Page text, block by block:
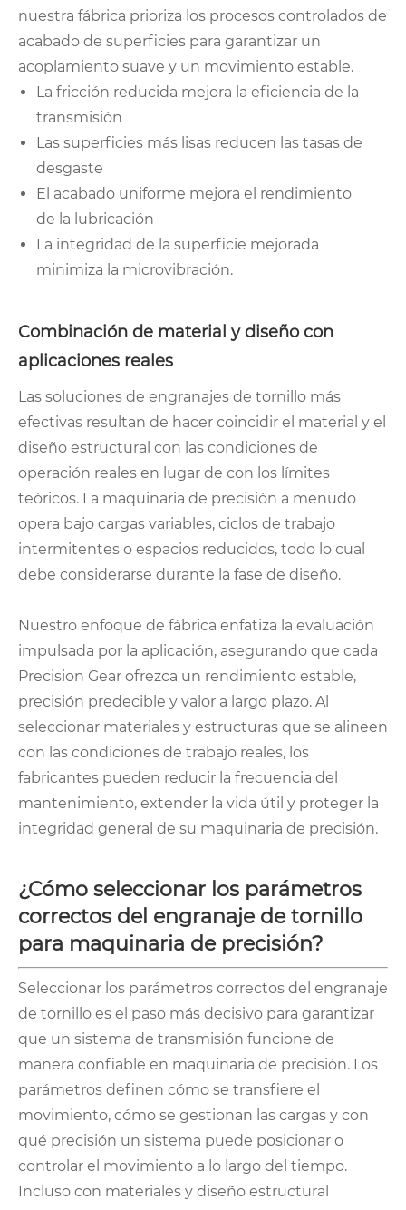
nuestra fábrica prioriza los procesos controlados de
acabado de superficies para garantizar un
acoplamiento suave y un movimiento estable.
La fricción reducida mejora la eficiencia de la
transmisión
Las superficies más lisas reducen las tasas de
desgaste
El acabado uniforme mejora el rendimiento
de la lubricación
La integridad de la superficie mejorada
minimiza la microvibración.
Combinación de material y diseño con
aplicaciones reales
Las soluciones de engranajes de tornillo más
efectivas resultan de hacer coincidir el material y el
diseño estructural con las condiciones de
operación reales en lugar de con los límites
teóricos. La maquinaria de precisión a menudo
opera bajo cargas variables, ciclos de trabajo
intermitentes o espacios reducidos, todo lo cual
debe considerarse durante la fase de diseño.
Nuestro enfoque de fábrica enfatiza la evaluación
impulsada por la aplicación, asegurando que cada
Precision Gear ofrezca un rendimiento estable,
precisión predecible y valor a largo plazo. Al
seleccionar materiales y estructuras que se alineen
con las condiciones de trabajo reales, los
fabricantes pueden reducir la frecuencia del
mantenimiento, extender la vida útil y proteger la
integridad general de su maquinaria de precisión.
¿Cómo seleccionar los parámetros
correctos del engranaje de tornillo
para maquinaria de precisión?
Seleccionar los parámetros correctos del engranaje
de tornillo es el paso más decisivo para garantizar
que un sistema de transmisión funcione de
manera confiable en maquinaria de precisión. Los
parámetros definen cómo se transfiere el
movimiento, cómo se gestionan las cargas y con
qué precisión un sistema puede posicionar o
controlar el movimiento a lo largo del tiempo.
Incluso con materiales y diseño estructural